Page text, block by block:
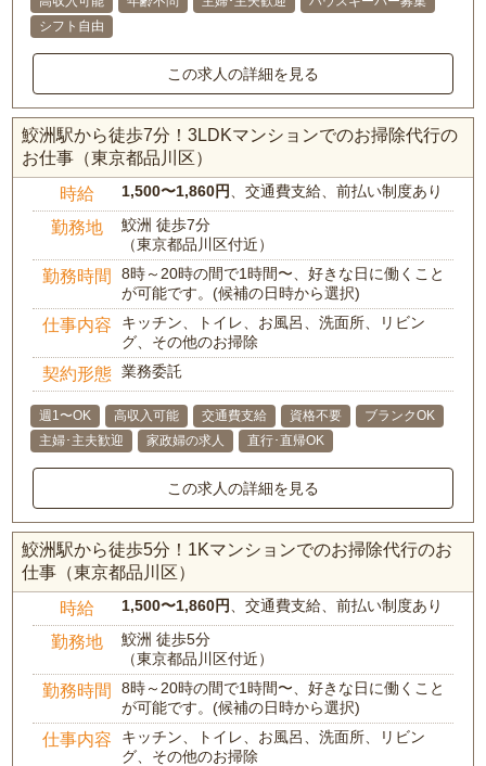
シフト自由
この求人の詳細を見る
鮫洲駅から徒歩7分！3LDKマンションでのお掃除代行の
お仕事（東京都品川区）
時給 1,500〜1,860円 、交通費支給、前払い制度あり
勤務地
鮫洲 徒歩7分
（東京都品川区付近）
勤務時間
8時～20時の間で1時間〜、好きな日に働くこと
が可能です。(候補の日時から選択)
仕事内容
キッチン、トイレ、お風呂、洗面所、リビン
グ、その他のお掃除
契約形態 業務委託
週1〜OK 高収入可能 交通費支給 資格不要
ブランクOK
主婦･主夫歓迎
家政婦の求人 直行･直帰OK
この求人の詳細を見る
鮫洲駅から徒歩5分！1Kマンションでのお掃除代行のお
仕事（東京都品川区）
時給 1,500〜1,860円 、交通費支給、前払い制度あり
勤務地
鮫洲 徒歩5分
（東京都品川区付近）
勤務時間
8時～20時の間で1時間〜、好きな日に働くこと
が可能です。(候補の日時から選択)
仕事内容
キッチン、トイレ、お風呂、洗面所、リビン
グ、その他のお掃除